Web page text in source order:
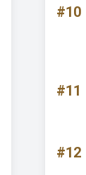
#10
#11
#12